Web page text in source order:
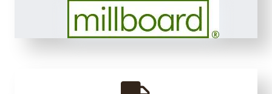
3
6
0
7